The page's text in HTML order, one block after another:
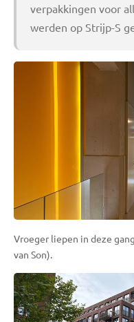
verpakkingen voor
werden op Strijp-S
Vroeger liepen in deze
van Son).